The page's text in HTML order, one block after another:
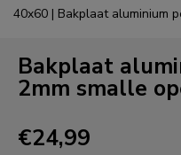
40x60 | Bakplaat aluminium
Bakplaat
2mm smalle
€24,99